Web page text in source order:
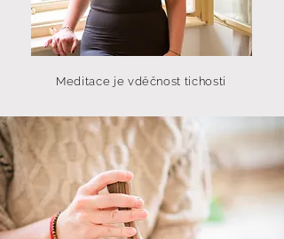
Meditace je vděčnost tichosti